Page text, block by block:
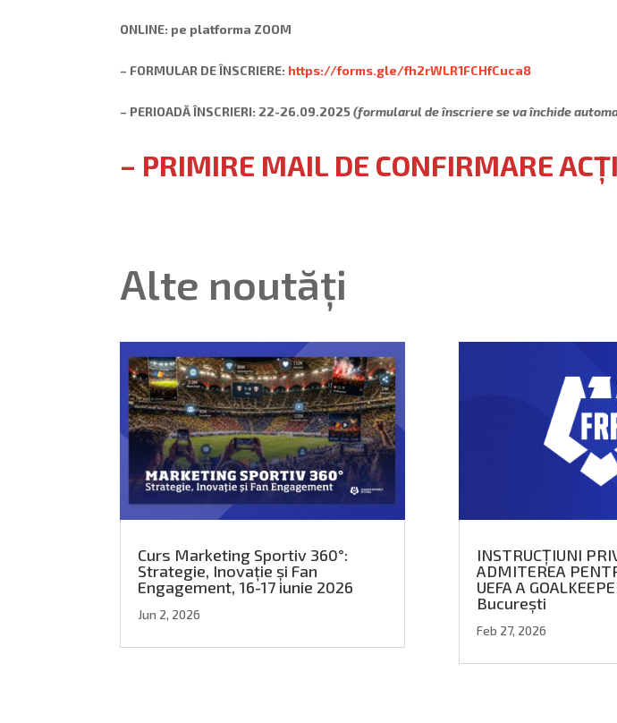
ONLINE: pe platforma ZOOM
– FORMULAR DE ÎNSCRIERE: https://forms.gle/fh2rWLR1FCHfCuca8
– PERIOADĂ ÎNSCRIERI: 22-26.09.2025(formularul de înscriere se va închide
– PRIMIRE MAIL DE CONFIRMARE
Alte noutăți
Curs Marketing Sportiv 360°:
Strategie, Inovație și Fan
Engagement, 16-17 iunie 2026
Jun 2, 2026
INSTRUCȚIUNI
ADMITEREA
UEFA A
București
Feb 27, 2026